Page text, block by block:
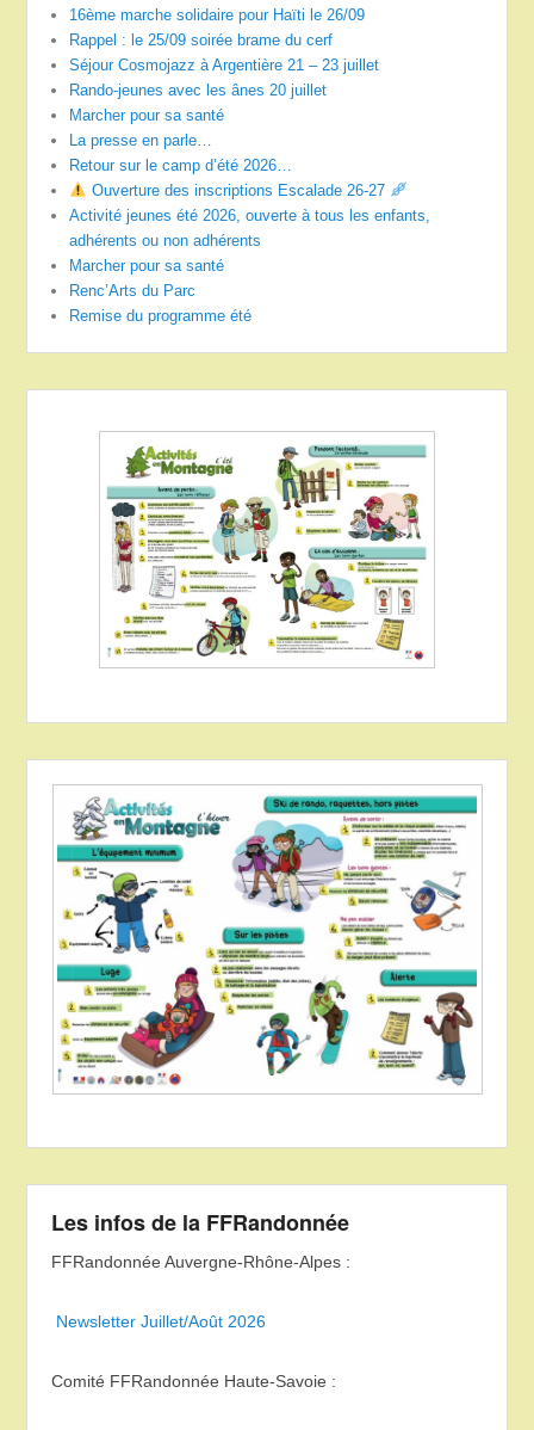
16ème marche solidaire pour Haïti le 26/09
Rappel : le 25/09 soirée brame du cerf
Séjour Cosmojazz à Argentière 21 – 23 juillet
Rando-jeunes avec les ânes 20 juillet
Marcher pour sa santé
La presse en parle…
Retour sur le camp d’été 2026…
Ouverture des inscriptions Escalade 26-27
Activité jeunes été 2026, ouverte à tous les enfants,
adhérents ou non adhérents
Marcher pour sa santé
Renc’Arts du Parc
Remise du programme été
Les infos de la FFRandonnée
FFRandonnée Auvergne-Rhône-Alpes :
Newsletter Juillet/Août 2026
Comité FFRandonnée Haute-Savoie :